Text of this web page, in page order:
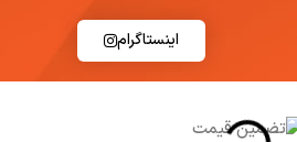
اینستاگرام